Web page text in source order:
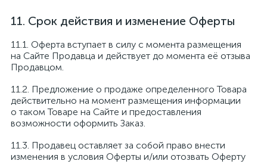
Срок действия и изменение Оферты
Оферта вступает в силу с момента размещения
на Сайте Продавца и действует до момента её отзыва
Продавцом.
Предложение о продаже определенного Товара
действительно на момент размещения информации
о таком Товаре на Сайте и предоставления
возможности оформить Заказ.
Продавец оставляет за собой право внести
изменения в условия Оферты и/или отозвать Оферту